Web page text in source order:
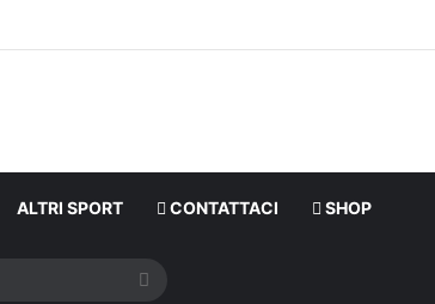
ALTRI SPORT CONTATTACI SHOP
Cerca